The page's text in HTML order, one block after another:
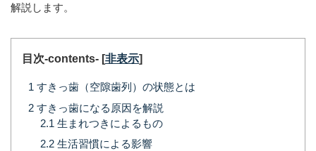
解説します。
目次-contents- [非表示]
1 すきっ歯（空隙歯列）の状態とは
2 すきっ歯になる原因を解説
2.1 生まれつきによるもの
2.2生活習慣による影響